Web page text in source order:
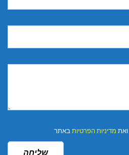
ואת מדיניות הפרטיות באתר
שליחה